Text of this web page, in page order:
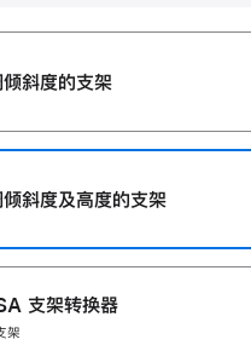
斜度的支架
斜度及高‍度的支‍架
支架转换器
架